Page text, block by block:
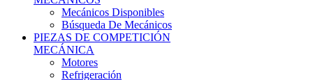
Búsqueda De Mecánicos
PIEZAS DE COMPETICIÓN
MECÁNICA
Motores
Refrigeración
Electrónica